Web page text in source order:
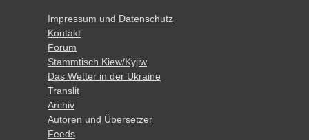
Impressum und Datenschutz
Kontakt
Forum
Stammtisch Kiew/Kyjiw
Das Wetter in der Ukraine
Translit
Archiv
Autoren und Übersetzer
Feeds